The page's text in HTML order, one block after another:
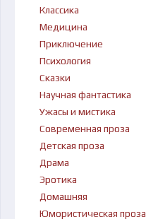
Классика
Медицина
Приключение
Психология
Сказки
Научная фантастика
Ужасы и мистика
Современная проза
Детская проза
Драма
Эротика
Домашняя
Юмористическая проза